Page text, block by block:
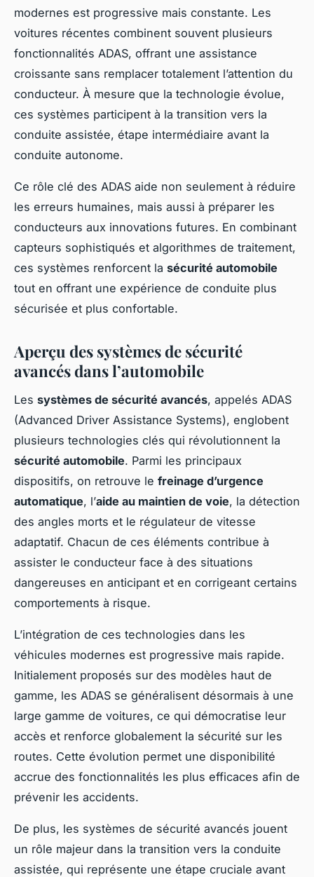
modernes est progressive mais constante. Les
voitures récentes combinent souvent plusieurs
fonctionnalités ADAS, offrant une assistance
croissante sans remplacer totalement l’attention du
conducteur. À mesure que la technologie évolue,
ces systèmes participent à la transition vers la
conduite assistée, étape intermédiaire avant la
conduite autonome.
Ce rôle clé des ADAS aide non seulement à réduire
les erreurs humaines, mais aussi à préparer les
conducteurs aux innovations futures. En combinant
capteurs sophistiqués et algorithmes de traitement,
ces systèmes renforcent la sécurité automobile
tout en offrant une expérience de conduite plus
sécurisée et plus confortable.
Aperçu des systèmes de sécurité
avancés dans l’automobile
Les systèmes de sécurité avancés, appelés ADAS
(Advanced Driver Assistance Systems), englobent
plusieurs technologies clés qui révolutionnent la
sécurité automobile. Parmi les principaux
dispositifs, on retrouve le freinage d’urgence
automatique, l’aide au maintien de voie, la détection
des angles morts et le régulateur de vitesse
adaptatif. Chacun de ces éléments contribue à
assister le conducteur face à des situations
dangereuses en anticipant et en corrigeant certains
comportements à risque.
L’intégration de ces technologies dans les
véhicules modernes est progressive mais rapide.
Initialement proposés sur des modèles haut de
gamme, les ADAS se généralisent désormais à une
large gamme de voitures, ce qui démocratise leur
accès et renforce globalement la sécurité sur les
routes. Cette évolution permet une disponibilité
accrue des fonctionnalités les plus efficaces afin de
prévenir les accidents.
De plus, les systèmes de sécurité avancés jouent
un rôle majeur dans la transition vers la conduite
assistée, qui représente une étape cruciale avant